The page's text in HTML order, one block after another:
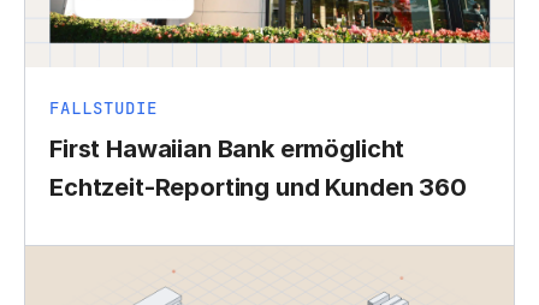
FALLSTUDIE
First Hawaiian Bank ermöglicht
Echtzeit-Reporting und Kunden 360